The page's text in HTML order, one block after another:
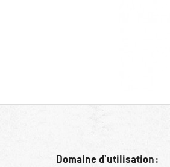
Domaine d'utilisation :